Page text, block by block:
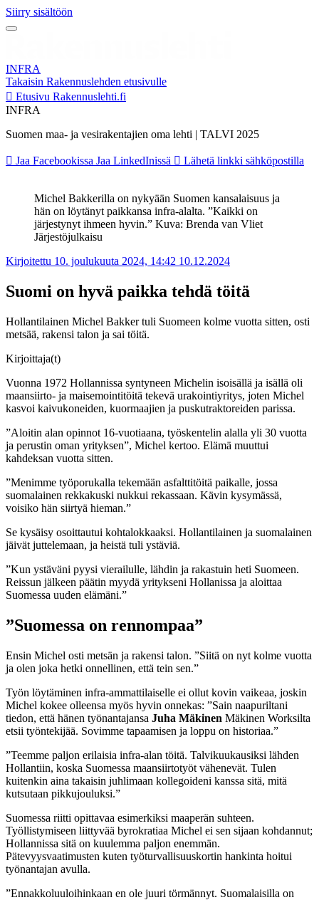
Siirry sisältöön
INFRA
Takaisin Rakennuslehden etusivulle
Etusivu Rakennuslehti.fi
INFRA
Suomen maa- ja vesirakentajien oma lehti | TALVI 2025
Jaa Facebookissa Jaa LinkedInissä Lähetä linkki sähköpostilla
Michel Bakkerilla on nykyään Suomen kansalaisuus ja
hän on löytänyt paikkansa infra-alalta. ”Kaikki on
järjestynyt ihmeen hyvin.” Kuva: Brenda van Vliet
Järjestöjulkaisu
Kirjoitettu 10. joulukuuta 2024, 14:42 10.12.2024
Suomi on hyvä paikka tehdä töitä
Hollantilainen Michel Bakker tuli Suomeen kolme vuotta sitten, osti
metsää, rakensi talon ja sai töitä.
Kirjoittaja(t)
Vuonna 1972 Hollannissa syntyneen Michelin isoisällä ja isällä oli
maansiirto- ja maisemointitöitä tekevä urakointiyritys, joten Michel
kasvoi kaivukoneiden, kuormaajien ja puskutraktoreiden parissa.
”Aloitin alan opinnot 16-vuotiaana, työskentelin alalla yli 30 vuotta
ja perustin oman yrityksen”, Michel kertoo. Elämä muuttui
kahdeksan vuotta sitten.
”Menimme työporukalla tekemään asfalttitöitä paikalle, jossa
suomalainen rekkakuski nukkui rekassaan. Kävin kysymässä,
voisiko hän siirtyä hieman.”
Se kysäisy osoittautui kohtalokkaaksi. Hollantilainen ja suomalainen
jäivät juttelemaan, ja heistä tuli ystäviä.
”Kun ystäväni pyysi vierailulle, lähdin ja rakastuin heti Suomeen.
Reissun jälkeen päätin myydä yritykseni Hollanissa ja aloittaa
Suomessa uuden elämäni.”
”Suomessa on rennompaa”
Ensin Michel osti metsän ja rakensi talon. ”Siitä on nyt kolme vuotta
ja olen joka hetki onnellinen, että tein sen.”
Työn löytäminen infra-ammattilaiselle ei ollut kovin vaikeaa, joskin
Michel kokee olleensa myös hyvin onnekas: ”Sain naapuriltani
tiedon, että hänen työnantajansa Juha Mäkinen Mäkinen Worksilta
etsii työntekijää. Sovimme tapaamisen ja loppu on historiaa.”
”Teemme paljon erilaisia infra-alan töitä. Talvikuukausiksi lähden
Hollantiin, koska Suomessa maansiirtotyöt vähenevät. Tulen
kuitenkin aina takaisin juhlimaan kollegoideni kanssa sitä, mitä
kutsutaan pikkujouluksi.”
Suomessa riitti opittavaa esimerkiksi maaperän suhteen.
Työllistymiseen liittyvää byrokratiaa Michel ei sen sijaan kohdannut;
Hollannissa sitä on kuulemma paljon enemmän.
Pätevyysvaatimusten kuten työturvallisuuskortin hankinta hoitui
työnantajan avulla.
”Ennakkoluuloihinkaan en ole juuri törmännyt. Suomalaisilla on